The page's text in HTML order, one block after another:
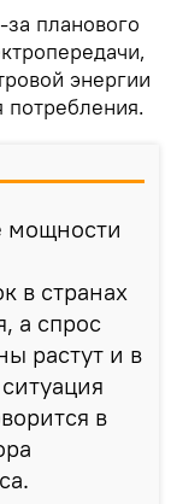
планового
энергии
потребления.
мощности
в странах
а спрос
растут и в
в